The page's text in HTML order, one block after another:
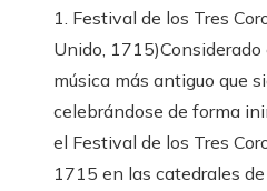
1. Festival de los Tres
Unido,
música más antiguo que
celebrándose de forma
el Festival de los Tres
1715 en las catedrales de